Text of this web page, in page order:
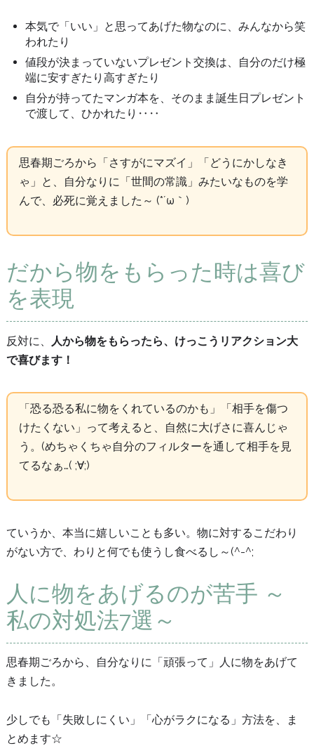
本気で「いい」と思ってあげた物なのに、みんなから笑
われたり
値段が決まっていないプレゼント交換は、自分のだけ極
端に安すぎたり高すぎたり
自分が持ってたマンガ本を、そのまま誕生日プレゼント
で渡して、ひかれたり‥‥
思春期ごろから「さすがにマズイ」「どうにかしなき
ゃ」と、自分なりに「世間の常識」みたいなものを学
んで、必死に覚えました～ (*´ω｀)
だから物をもらった時は喜び
を表現
反対に、
人から物をもらったら、けっこうリアクション大
で喜びます！
「恐る恐る私に物をくれているのかも」「相手を傷つ
けたくない」って考えると、自然に大げさに喜んじゃ
う。(めちゃくちゃ自分のフィルターを通して相手を見
てるなぁ…( ;∀;)
ていうか、本当に嬉しいことも多い。物に対するこだわり
がない方で、わりと何でも使うし食べるし～(^-^;
人に物をあげるのが苦手 ～
私の対処法7選～
思春期ごろから、自分なりに「頑張って」人に物をあげて
きました。
少しでも「失敗しにくい」「心がラクになる」方法を、ま
とめます☆